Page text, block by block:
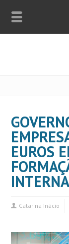
EUROS
Catarina Inácio